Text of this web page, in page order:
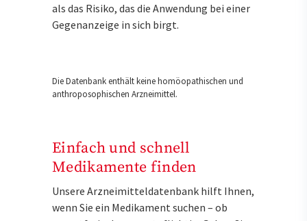
als das Risiko, das die Anwendung bei einer
Gegenanzeige in sich birgt.
Die Datenbank enthält keine homöopathischen und
anthroposophischen Arzneimittel.
Einfach und schnell
Medikamente finden
Unsere Arzneimitteldatenbank hilft Ihnen,
wenn Sie ein Medikament suchen – ob